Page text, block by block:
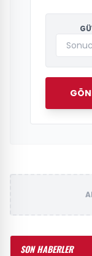
SON HABERLER